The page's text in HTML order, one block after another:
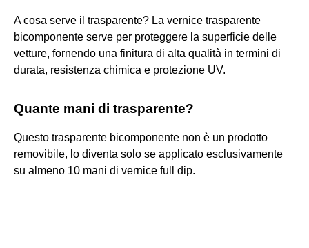
A cosa serve il trasparente? La vernice trasparente
bicomponente serve per proteggere la superficie delle
vetture, fornendo una finitura di alta qualità in termini di
durata, resistenza chimica e protezione UV.
Quante mani di trasparente?
Questo trasparente bicomponente non è un prodotto
removibile, lo diventa solo se applicato esclusivamente
su almeno 10 mani di vernice full dip.